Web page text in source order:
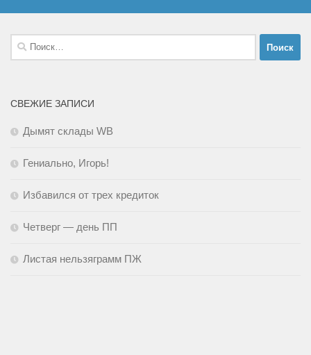
Найти:
СВЕЖИЕ ЗАПИСИ
Дымят склады WB
Гениально, Игорь!
Избавился от трех кредиток
Четверг — день ПП
Листая нельзяграмм ПЖ